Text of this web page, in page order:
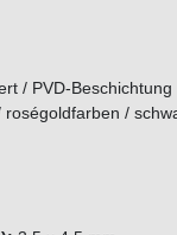
/ PVD-Beschichtung
roségoldfarben /